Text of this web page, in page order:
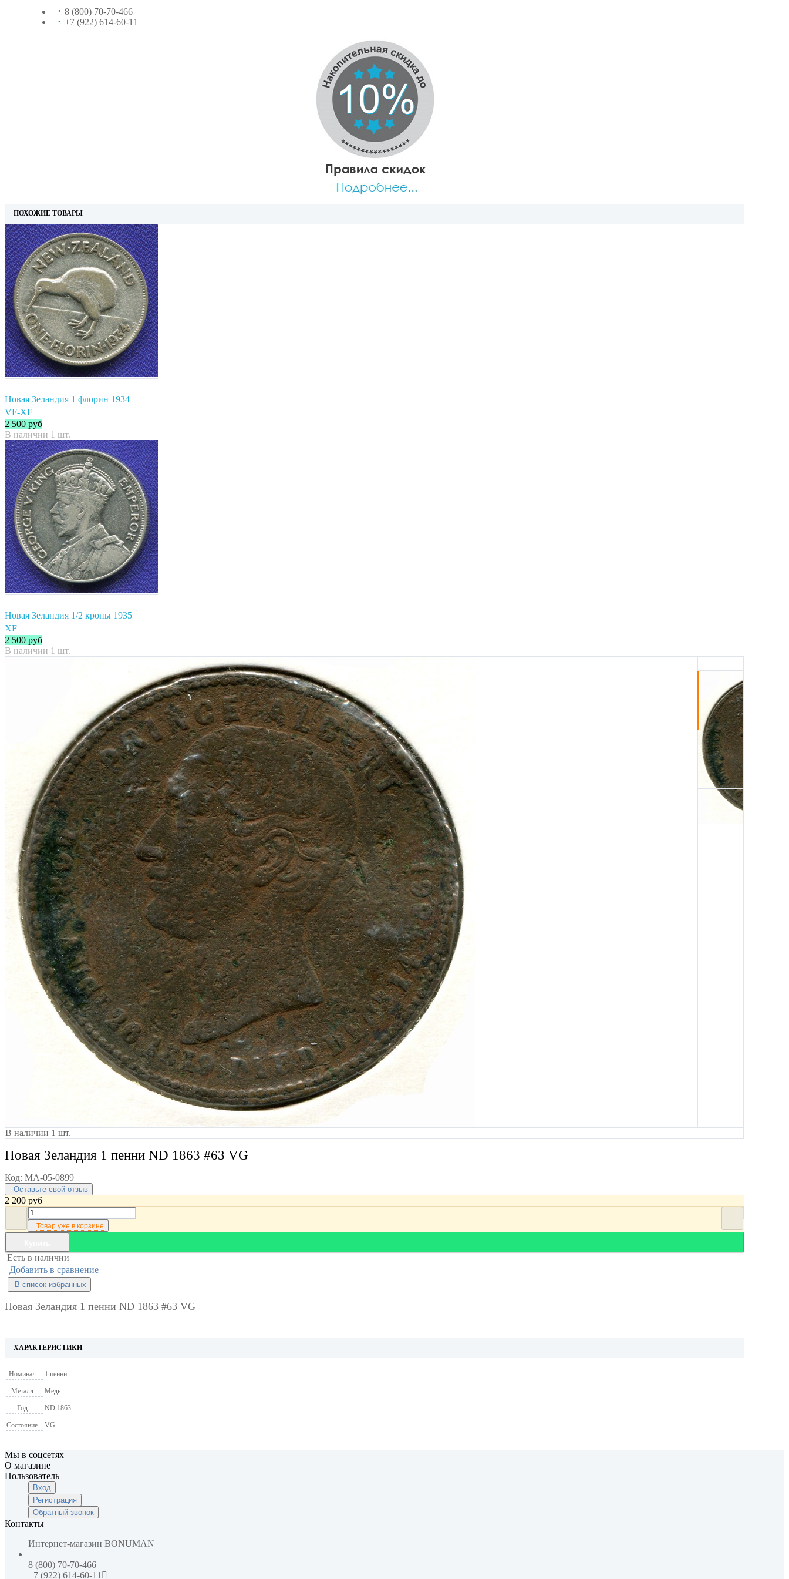
8 (800) 70-70-466
+7 (922) 614-60-11
ПОХОЖИЕ ТОВАРЫ
Новая Зеландия 1 флорин 1934
VF-XF
2 500 руб
В наличии 1 шт.
Новая Зеландия 1/2 кроны 1935
XF
2 500 руб
В наличии 1 шт.
В наличии 1 шт.
Новая Зеландия 1 пенни ND 1863 #63 VG
Код: MA-05-0899
Оставьте свой отзыв
2 200 руб
Товар уже в корзине
Есть в наличии
Добавить в сравнение
В список избранных
Новая Зеландия 1 пенни ND 1863 #63 VG
ХАРАКТЕРИСТИКИ
Номинал 1 пенни
Металл Медь
Год ND 1863
Состояние VG
Мы в соцсетях
О магазине
Пользователь
Вход
Регистрация
Обратный звонок
Контакты
Интернет-магазин BONUMAN
8 (800) 70-70-466
+7 (922) 614-60-11